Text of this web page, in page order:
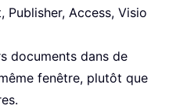
Publisher, Access, Visio
documents dans de
fenêtre, plutôt que